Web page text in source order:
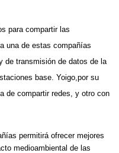
para compartir las
una de estas compañías
de transmisión de datos de la
base. Yoigo,por su
de compartir redes, y otro con
permitirá ofrecer mejores
medioambiental de las